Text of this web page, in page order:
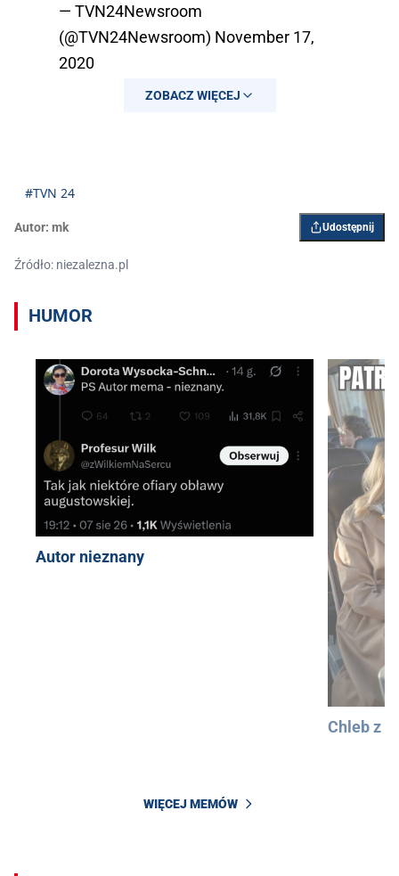
— TVN24Newsroom
(@TVN24Newsroom) November 17,
2020
ZOBACZ WIĘCEJ
#TVN 24
Autor: mk Udostępnij
Źródło: niezalezna.pl
HUMOR
Autor nieznany
Chleb z
WIĘCEJ MEMÓW